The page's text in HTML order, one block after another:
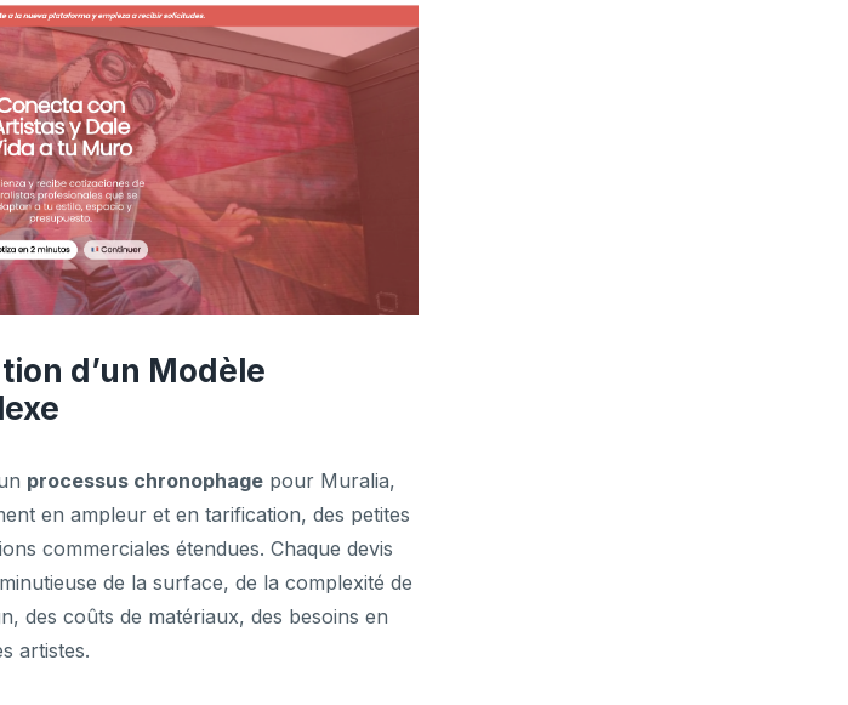
d’un Modèle
processus chronophage pour Muralia,
en ampleur et en tarification, des petites
commerciales étendues. Chaque devis
de la surface, de la complexité de
des coûts de matériaux, des besoins en
artistes.